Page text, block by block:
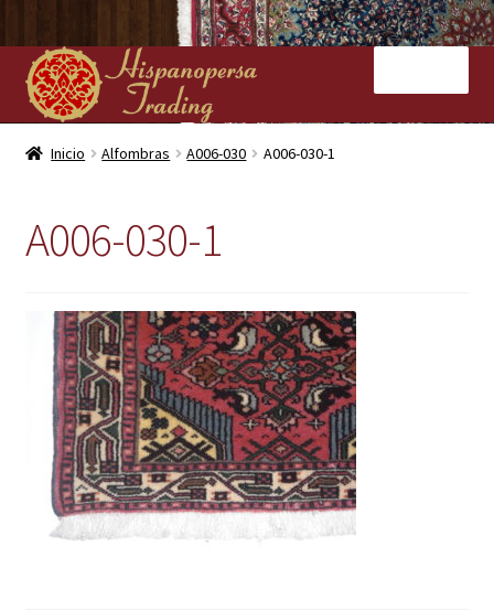
Ir
a
la
navegación
Ir
al
contenido
Inicio
Kilims
Contacto
Inicio Alfombras A006-030 A006-030-1
A006-030-1